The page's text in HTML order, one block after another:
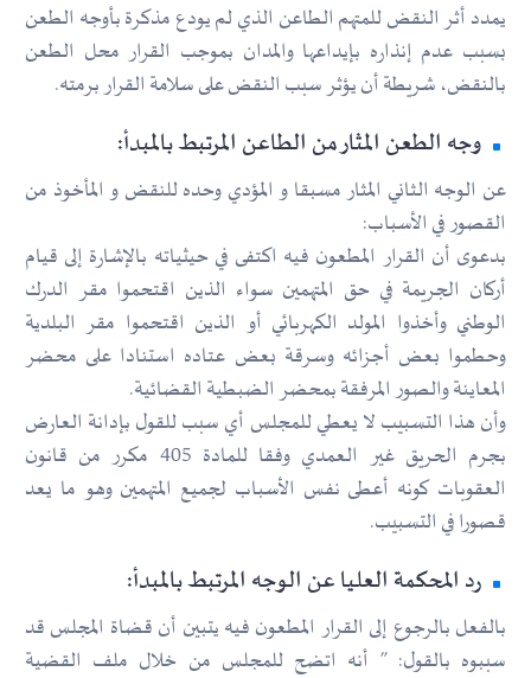
يمدد أثر النقض للمتهم الطاعن الذي لم يودع مذكرة بأوجه الطعن
بسبب عدم إنذاره بإيداعها والمدان بموجب القرار محل الطعن
بالنقض، شريطة أن يؤثر سبب النقض على سلامة القرار برمته.
وجه الطعن المثار من الطاعن المرتبط بالمبدأ:
عن الوجه الثاني المثار مسبقا و المؤدي وحده للنقض و المأخوذ من
القصور في الأسباب:
بدعوى أن القرار المطعون فيه اكتفى في حيثياته بالإشارة إلى قيام
أركان الجريمة في حق المتهمين سواء الذين اقتحموا مقر الدرك
الوطني وأخذوا المولد الكهربائي أو الذين اقتحموا مقر البلدية
وحطموا بعض أجزائه وسرقة بعض عتاده استنادا على محضر
المعاينة والصور المرفقة بمحضر الضبطية القضائية.
وأن هذا التسبيب لا يعطي للمجلس أي سبب للقول بإدانة العارض
بجرم الحريق غير العمدي وفقا للمادة 405 مكرر من قانون
العقوبات كونه أعطى نفس الأسباب لجميع المتهمين وهو ما يعد
قصورا في التسبيب.
رد المحكمة العليا عن الوجه المرتبط بالمبدأ:
بالفعل بالرجوع إلى القرار المطعون فيه يتبين أن قضاة المجلس قد
سببوه بالقول: ” أنه اتضح للمجلس من خلال ملف القضية